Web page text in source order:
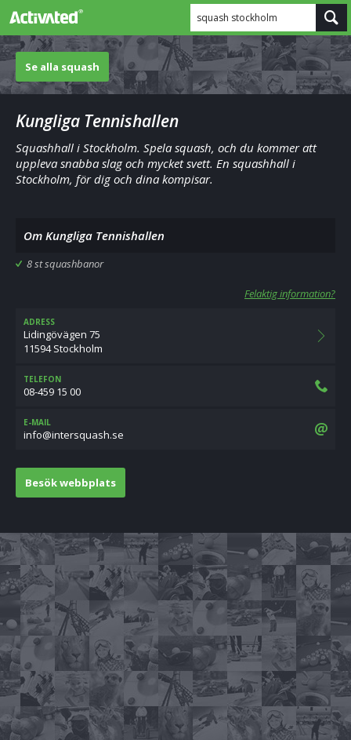
squash stockholm
Se alla squash
Kungliga Tennishallen
Squashhall i Stockholm. Spela squash, och du kommer att
uppleva snabba slag och mycket svett. En squashhall i
Stockholm, för dig och dina kompisar.
Om Kungliga Tennishallen
8 st squashbanor
Felaktig information?
ADRESS
Lidingövägen 75
11594 Stockholm
TELEFON
08-459 15 00
E-MAIL
es.hsauqsretni@ofni
Besök webbplats